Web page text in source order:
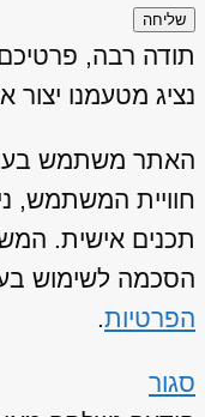
שליחה
תודה רבה,
נציג מטעמנו
חוויית המשתמש,
תכנים אישית.
הסכמה לשימוש
הפרטיות.
סגור